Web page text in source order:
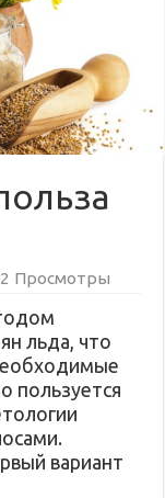
Просмотры
льда, что
пользуется
вариант